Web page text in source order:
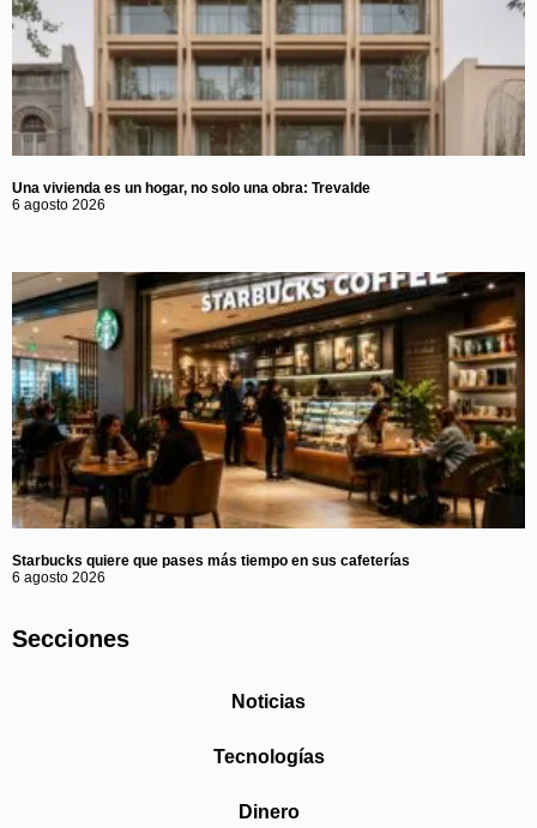
Una vivienda es un hogar, no solo una obra: Trevalde
6 agosto 2026
Starbucks quiere que pases más tiempo en sus cafeterías
6 agosto 2026
Secciones
Noticias
Tecnologías
Dinero